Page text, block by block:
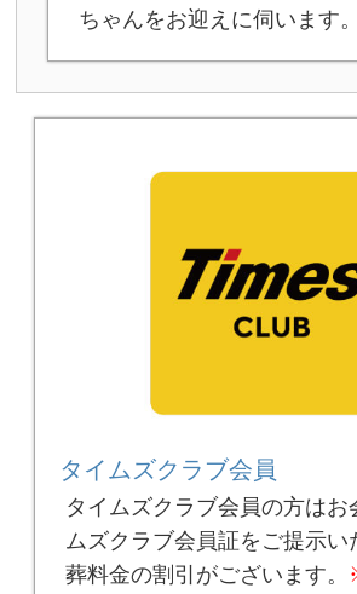
ちゃんをお迎えに伺います。
タイムズクラブ会員
タイムズクラブ会員の方はお
ムズクラブ会員証をご提示い
葬料金の割引がございます。